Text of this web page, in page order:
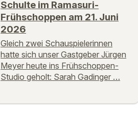
Schulte im Ramasuri-
Frühschoppen am 21. Juni
2026
Gleich zwei Schauspielerinnen
hatte sich unser Gastgeber Jürgen
Meyer heute ins Frühschoppen-
Studio geholt: Sarah Gadinger …